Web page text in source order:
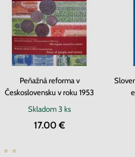
Peňažná reforma v
Československu v roku 1953
Skladom3 ks
17.00 €